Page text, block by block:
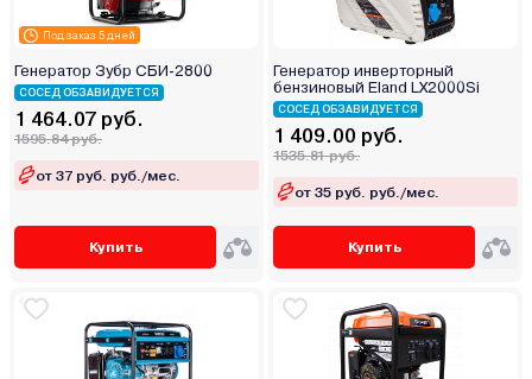
Под заказ 5 дней
Генератор Зубр СБИ-2800
СОСЕД ОБЗАВИДУЕТСЯ
1 464.07 руб.
1595.84 руб.
от 37 руб. руб./мес.
Купить
Генератор инверторный
бензиновый Eland LX2000Si
СОСЕД ОБЗАВИДУЕТСЯ
1 409.00 руб.
1535.81 руб.
от 35 руб. руб./мес.
Купить